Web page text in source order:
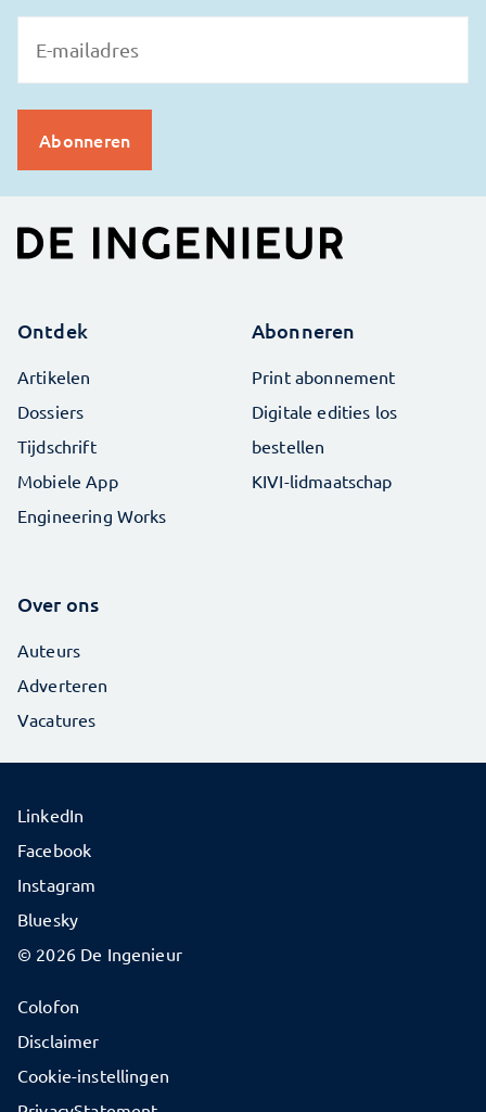
Ontdek
Artikelen
Dossiers
Tijdschrift
Mobiele App
Engineering Works
Abonneren
Print abonnement
Digitale edities los
bestellen
KIVI-lidmaatschap
Over ons
Auteurs
Adverteren
Vacatures
© 2026 De Ingenieur
Colofon
Disclaimer
Cookie-instellingen
LinkedIn
Facebook
Instagram
Bluesky